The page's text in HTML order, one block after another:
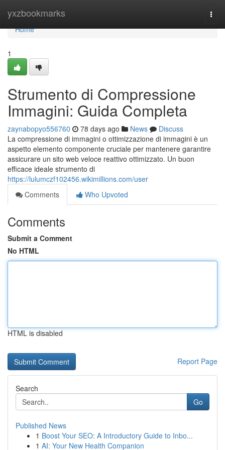
yxzbookmarks
Home
Home
1
Strumento di Compressione
Immagini: Guida Completa
zaynabopyo556760 78 days ago News
Discuss
La compressione di immagini o ottimizzazione di immagini è un
aspetto elemento componente cruciale per mantenere garantire
assicurare un sito web veloce reattivo ottimizzato. Un buon
efficace ideale strumento di
https://lulumczf102456.wikimillions.com/user
Comments
Who Upvoted
Comments
Submit a Comment
No HTML
HTML is disabled
Report Page
Search
Go
Published News
1 Boost Your SEO: A Introductory Guide to Inbo...
1 AI: Your New Health Companion